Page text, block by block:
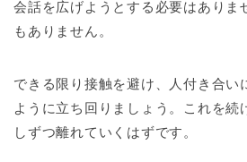
会話を広げようとする必要はありま
もありません。
できる限り接触を避け、人付き合い
ように立ち回りましょう。これを続
しずつ離れていくはずです。